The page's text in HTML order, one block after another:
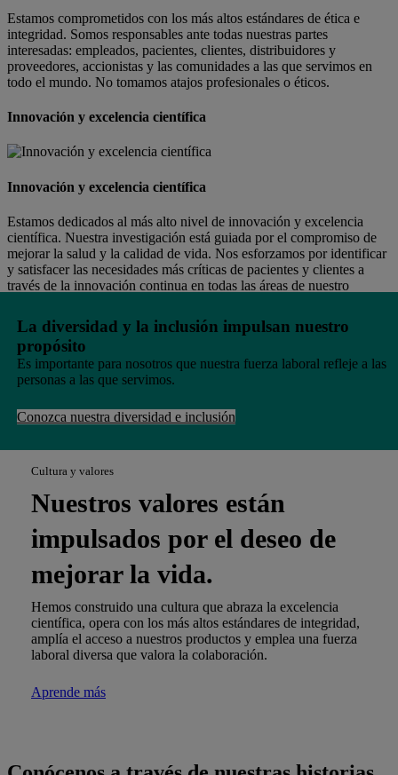
Estamos comprometidos con los más altos estándares de ética e
integridad. Somos responsables ante todas nuestras partes
interesadas: empleados, pacientes, clientes, distribuidores y
proveedores, accionistas y las comunidades a las que servimos en
todo el mundo. No tomamos atajos profesionales o éticos.
Innovación y excelencia científica
Innovación y excelencia científica
Estamos dedicados al más alto nivel de innovación y excelencia
científica. Nuestra investigación está guiada por el compromiso de
mejorar la salud y la calidad de vida. Nos esforzamos por identificar
y satisfacer las necesidades más críticas de pacientes y clientes a
través de la innovación continua en todas las áreas de nuestro
https://corporativo.msd.com.ec/wp-
content/uploads/sites/74/2024/01/Patients-People-Two-People-
Hugging-GettyImages-1182734697_HI_102_high-2.jpg
La diversidad y la inclusión impulsan nuestro
propósito
Es importante para nosotros que nuestra fuerza laboral refleje a las
personas a las que servimos.
Conozca nuestra diversidad e inclusión
Cultura y valores
Nuestros valores están
impulsados ​​por el deseo de
mejorar la vida.
Hemos construido una cultura que abraza la excelencia
científica, opera con los más altos estándares de integridad,
amplía el acceso a nuestros productos y emplea una fuerza
laboral diversa que valora la colaboración.
Aprende más